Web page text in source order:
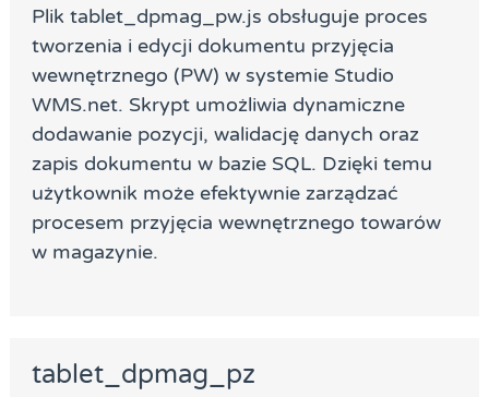
Plik tablet_dpmag_pw.js obsługuje proces
tworzenia i edycji dokumentu przyjęcia
wewnętrznego (PW) w systemie Studio
WMS.net. Skrypt umożliwia dynamiczne
dodawanie pozycji, walidację danych oraz
zapis dokumentu w bazie SQL. Dzięki temu
użytkownik może efektywnie zarządzać
procesem przyjęcia wewnętrznego towarów
w magazynie.
tablet_dpmag_pz